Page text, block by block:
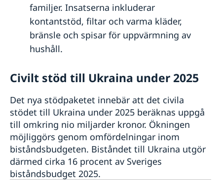
familjer. Insatserna inkluderar
kontantstöd, filtar och varma kläder,
bränsle och spisar för uppvärmning av
hushåll.
Civilt stöd till Ukraina under 2025
Det nya stödpaketet innebär att det civila
stödet till Ukraina under 2025 beräknas uppgå
till omkring nio miljarder kronor. Ökningen
möjliggörs genom omfördelningar inom
biståndsbudgeten. Biståndet till Ukraina utgör
därmed cirka 16 procent av Sveriges
biståndsbudget 2025.